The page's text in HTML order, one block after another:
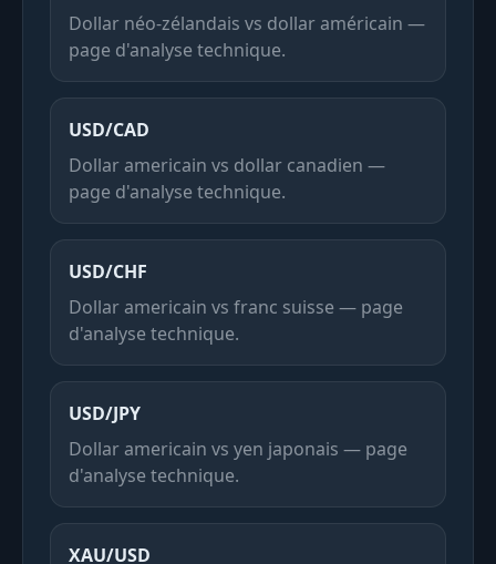
Dollar néo-zélandais vs dollar américain —
page d'analyse technique.
USD/CAD
Dollar americain vs dollar canadien —
page d'analyse technique.
USD/CHF
Dollar americain vs franc suisse — page
d'analyse technique.
USD/JPY
Dollar americain vs yen japonais — page
d'analyse technique.
XAU/USD